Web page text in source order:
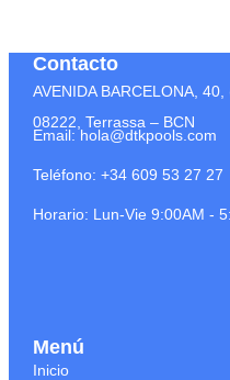
Menú
Inicio
Contacto
AVENIDA BARCELONA, 40,
08222, Terrassa – BCN
Email: hola@dtkpools.com
Teléfono: +34 609 53 27 27
Horario: Lun-Vie 9:00AM -